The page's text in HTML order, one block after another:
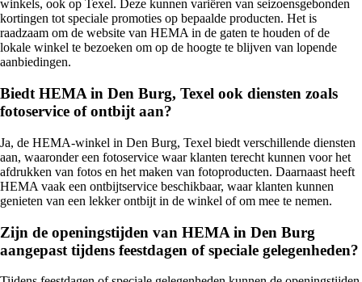
winkels, ook op Texel. Deze kunnen variëren van seizoensgebonden
kortingen tot speciale promoties op bepaalde producten. Het is
raadzaam om de website van HEMA in de gaten te houden of de
lokale winkel te bezoeken om op de hoogte te blijven van lopende
aanbiedingen.
Biedt HEMA in Den Burg, Texel ook diensten zoals
fotoservice of ontbijt aan?
Ja, de HEMA-winkel in Den Burg, Texel biedt verschillende diensten
aan, waaronder een fotoservice waar klanten terecht kunnen voor het
afdrukken van fotos en het maken van fotoproducten. Daarnaast heeft
HEMA vaak een ontbijtservice beschikbaar, waar klanten kunnen
genieten van een lekker ontbijt in de winkel of om mee te nemen.
Zijn de openingstijden van HEMA in Den Burg
aangepast tijdens feestdagen of speciale gelegenheden?